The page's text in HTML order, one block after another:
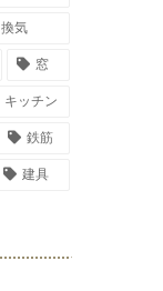
換気
窓
キッチン
鉄筋
建具